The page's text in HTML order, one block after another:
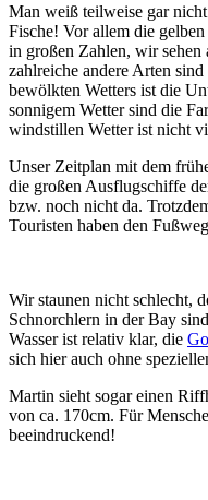
Man weiß teilweise gar
Fische! Vor allem die
in großen Zahlen, wir sehen
zahlreiche andere Arten
bewölkten Wetters ist die
sonnigem Wetter sind die
windstillen Wetter ist nicht
Unser Zeitplan mit dem
die großen Ausflugschiffe
bzw. noch nicht da.
Touristen haben den
Wir staunen nicht schlecht,
Schnorchlern in der Bay
Wasser ist relativ klar, die
sich hier auch ohne
Martin sieht sogar einen
von ca. 170cm. Für
beeindruckend!